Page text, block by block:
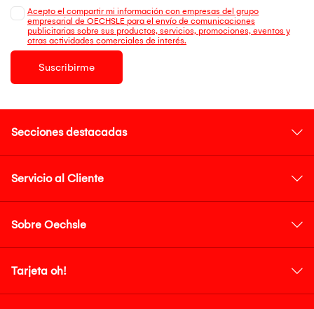
Acepto el compartir mi información con empresas del grupo
empresarial de OECHSLE para el envío de comunicaciones
publicitarias sobre sus productos, servicios, promociones, eventos y
otras actividades comerciales de interés.
Suscribirme
Secciones destacadas
Servicio al Cliente
Sobre Oechsle
Tarjeta oh!